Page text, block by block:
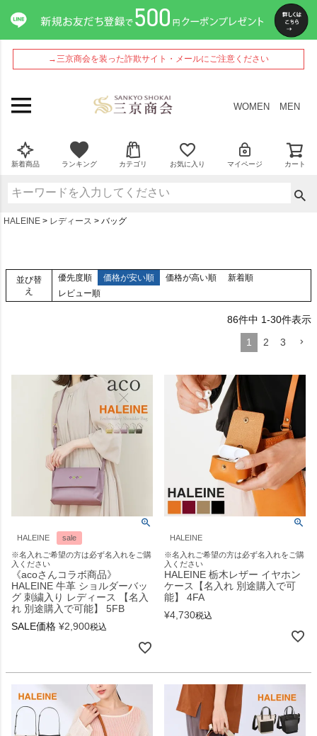
→三京商会を装った詐欺サイト・メールにご注意ください
WOMEN MEN
新着商品 ランキング カテゴリ お気に入り マイページ カート
HALEINE レディース バッグ
並び替
え
優先度順 価格が安い順 価格が高い順
新着順
レビュー順
86件中 1-30件表示
1
2 3
HALEINE
sale
※名入れご希望の方は必ず名入れをご購
入ください
《acoさんコラボ商品》
HALEINE 牛革 ショルダーバッ
グ 刺繍入り レディース 【名入
れ 別途購入で可能】 5FB
SALE価格 ¥2,900税込
HALEINE
※名入れご希望の方は必ず名入れをご購
入ください
HALEINE 栃木レザー イヤホン
ケース【名入れ 別途購入で可
能】 4FA
¥4,730税込